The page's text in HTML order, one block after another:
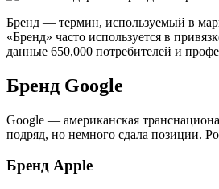
Бренд — термин, используемый в
«Бренд» часто используется в
данные 650,000 потребителей и
Бренд Google
Google — американская
подряд, но немного сдала позиции.
Бренд Apple